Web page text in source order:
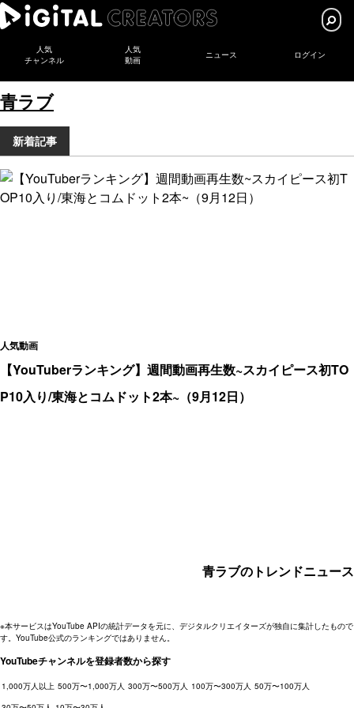
人気
チャンネル
人気
動画
ニュース ログイン
青ラブ
新着記事
人気動画
【YouTuberランキング】週間動画再生数~スカイピース初TO
P10入り/東海とコムドット2本~（9月12日）
青ラブのトレンドニュース
※本サービスはYouTube APIの統計データを元に、デジタルクリエイターズが独自に集計したもので
す。YouTube公式のランキングではありません。
YouTubeチャンネルを登録者数から探す
1,000万人以上 500万〜1,000万人 300万〜500万人 100万〜300万人 50万〜100万人